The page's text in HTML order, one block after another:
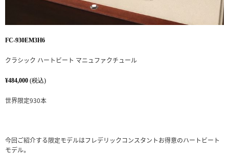
FC-930EM3H6
クラシック ハートビート マニュファクチュール
¥484,000 (税込)
世界限定930本
今回ご紹介する限定モデルはフレデリックコンスタントお得意のハートビート
モデル。